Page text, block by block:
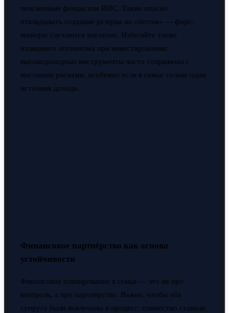
пенсионные фонды или ИИС. Также опасно
откладывать создание резерва на «потом» — форс-
мажоры случаются внезапно. Избегайте также
излишнего оптимизма при инвестировании:
высокодоходные инструменты часто сопряжены с
высокими рисками, особенно если в семье только один
источник дохода.
Финансовое партнёрство как основа
устойчивости
Финансовое планирование в семье — это не про
контроль, а про партнёрство. Важно, чтобы оба
супруга были вовлечены в процесс: совместно ставили